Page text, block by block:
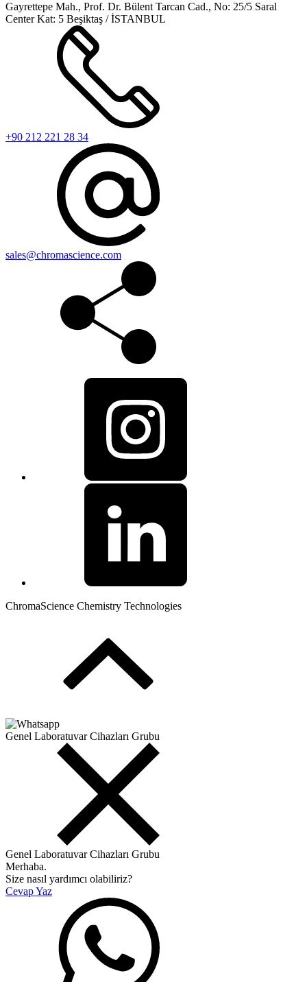
Gayrettepe Mah., Prof. Dr. Bülent Tarcan Cad., No: 25/5 Saral
Center Kat: 5 Beşiktaş / İSTANBUL
+90 212 221 28 34
sales@chromascience.com
ChromaScience Chemistry Technologies
Genel Laboratuvar Cihazları Grubu
Genel Laboratuvar Cihazları Grubu
Merhaba.
Size nasıl yardımcı olabiliriz?
Cevap Yaz